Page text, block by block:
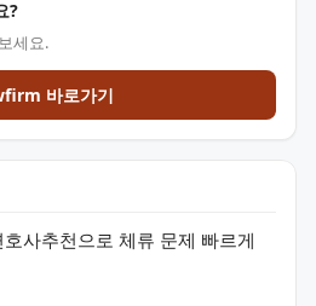
?
세요.
바로가기
사추천으로 체류 문제 빠르게